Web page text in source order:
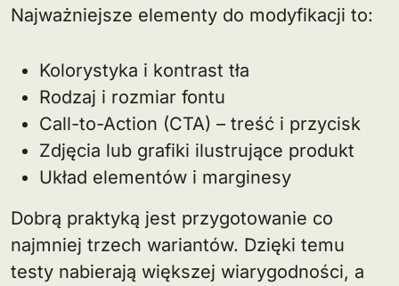
Najważniejsze elementy do modyfikacji to:
Kolorystyka i kontrast tła
Rodzaj i rozmiar fontu
Call-to-Action (CTA) – treść i przycisk
Zdjęcia lub grafiki ilustrujące produkt
Układ elementów i marginesy
Dobrą praktyką jest przygotowanie co
najmniej trzech wariantów. Dzięki temu
testy nabierają większej wiarygodności, a